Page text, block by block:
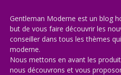
Gentleman Moderne est un blog
but de vous faire découvrir les
conseiller dans tous les thèmes
moderne.
Nous mettons en avant les
nous découvrons et vous